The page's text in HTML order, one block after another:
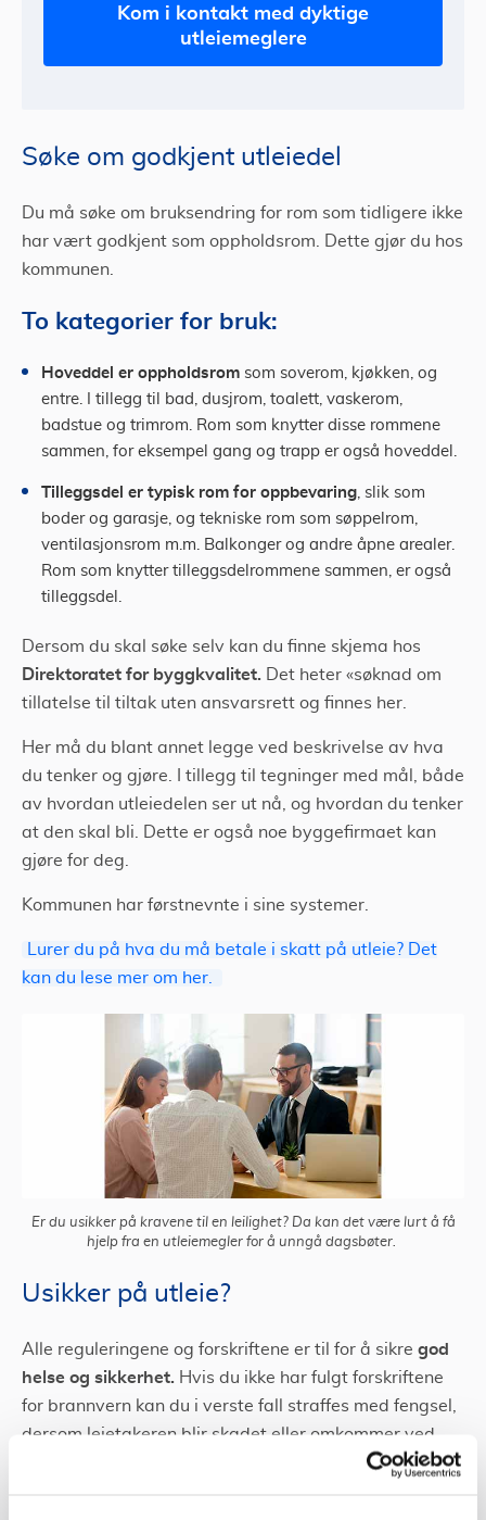
Kom i kontakt med dyktige
utleiemeglere
Søke om godkjent utleiedel
Du må søke om bruksendring for rom som tidligere ikke
har vært godkjent som oppholdsrom. Dette gjør du hos
kommunen.
To kategorier for bruk:
Hoveddel er oppholdsrom som soverom, kjøkken, og
entre. I tillegg til bad, dusjrom, toalett, vaskerom,
badstue og trimrom. Rom som knytter disse rommene
sammen, for eksempel gang og trapp er også hoveddel.
Tilleggsdel er typisk rom for oppbevaring, slik som
boder og garasje, og tekniske rom som søppelrom,
ventilasjonsrom m.m. Balkonger og andre åpne arealer.
Rom som knytter tilleggsdelrommene sammen, er også
tilleggsdel.
Dersom du skal søke selv kan du finne skjema hos
Direktoratet for byggkvalitet. Det heter «søknad om
tillatelse til tiltak uten ansvarsrett og finnes her.
Her må du blant annet legge ved beskrivelse av hva
du tenker og gjøre. I tillegg til tegninger med mål, både
av hvordan utleiedelen ser ut nå, og hvordan du tenker
at den skal bli. Dette er også noe byggefirmaet kan
gjøre for deg.
Kommunen har førstnevnte i sine systemer.
Lurer du på hva du må betale i skatt på utleie? Det
kan du lese mer om her.
Er du usikker på kravene til en leilighet? Da kan det være lurt å få
hjelp fra en utleiemegler for å unngå dagsbøter.
Usikker på utleie?
Alle reguleringene og forskriftene er til for å sikre god
helse og sikkerhet. Hvis du ikke har fulgt forskriftene
for brannvern kan du i verste fall straffes med fengsel,
dersom leietakeren blir skadet eller omkommer ved